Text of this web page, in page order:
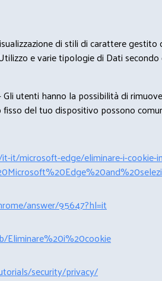
di stili di carattere
e varie tipologie di Dati
Gli utenti hanno la possibilità di
del tuo dispositivo possono
it/microsoft-edge/eliminare-i-
answer/95647?hl=it
security/privacy/